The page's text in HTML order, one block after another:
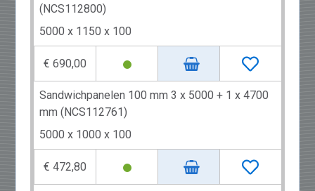
(NCS112800)
5000 x 1150 x 100
€ 690,00
Sandwichpanelen 100 mm 3 x 5000 + 1 x 4700
mm (NCS112761)
5000 x 1000 x 100
€ 472,80